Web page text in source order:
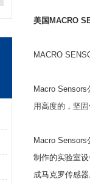
美国MACRO
MACRO
Macro
用高度的，坚
Macro
制作的实验室
成马克罗传感